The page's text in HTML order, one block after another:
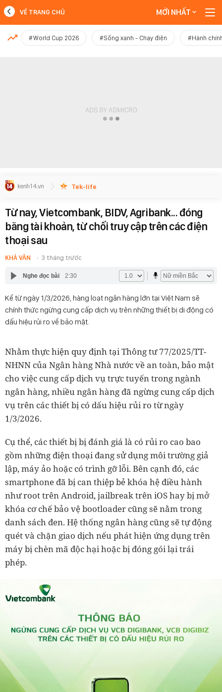
MỚI NHẤT
VỀ TRANG CHỦ MỚI NHẤT
#World Cup 2026 #Sống xanh - Chạy điện #Hành
Tek-life
Từ nay, Vietcombank, BIDV, Agribank... đóng
băng tài khoản, từ chối truy cập trên các điện
thoại sau
KHẢ VĂN 3 tháng trước
Nghe đọc bài 2:30
Kể từ ngày 1/3/2026, hàng loạt ngân hàng lớn tại Việt Nam sẽ
chính thức ngừng cung cấp dịch vụ trên những thiết bị di động có
dấu hiệu rủi ro về bảo mật.
Nhằm thực hiện quy định tại Thông tư 77/2025/TT-
NHNN của Ngân hàng Nhà nước về an toàn, bảo mật
cho việc cung cấp dịch vụ trực tuyến trong ngành
ngân hàng, nhiều ngân hàng đã ngừng cung cấp dịch
vụ trên các thiết bị có dấu hiệu rủi ro từ ngày
1/3/2026.
Cụ thể, các thiết bị bị đánh giá là có rủi ro cao bao
gồm những điện thoại đang sử dụng môi trường giả
lập, máy ảo hoặc có trình gỡ lỗi. Bên cạnh đó, các
smartphone đã bị can thiệp bẻ khóa hệ điều hành
như root trên Android, jailbreak trên iOS hay bị mở
khóa cơ chế bảo vệ bootloader cũng sẽ nằm trong
danh sách đen. Hệ thống ngân hàng cũng sẽ tự động
quét và chặn giao dịch nếu phát hiện ứng dụng trên
máy bị chèn mã độc hại hoặc bị đóng gói lại trái
phép.